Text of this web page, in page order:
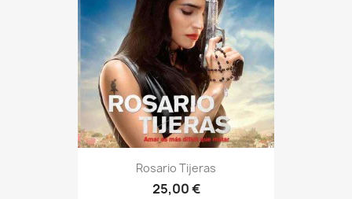
Rosario Tijeras
25,00 €